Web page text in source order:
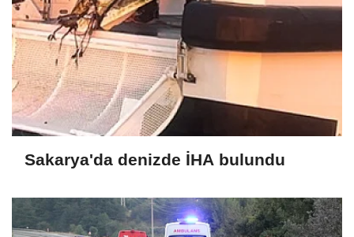
Sakarya'da denizde İHA bulundu